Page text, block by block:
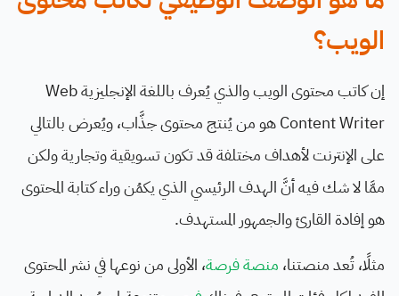
الويب؟
إن كاتب محتوى الويب والذي يُعرف باللغة الإنجليزية Web
Content Writer هو من يُنتج محتوى جذَّاب، ويُعرض بالتالي
على الإنترنت لأهداف مختلفة قد تكون تسويقية وتجارية ولكن
ممَّا لا شك فيه أنَّ الهدف الرئيسي الذي يكمُن وراء كتابة المحتوى
هو إفادة القارئ والجمهور المستهدف.
مثلًا، تُعد منصتنا، منصة فرصة، الأولى من نوعها في نشر المحتوى